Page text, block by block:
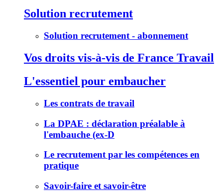
Solution recrutement
Solution recrutement - abonnement
Vos droits vis-à-vis de France Travail
L'essentiel pour embaucher
Les contrats de travail
La DPAE : déclaration préalable à
l'embauche (ex-D
Le recrutement par les compétences en
pratique
Savoir-faire et savoir-être